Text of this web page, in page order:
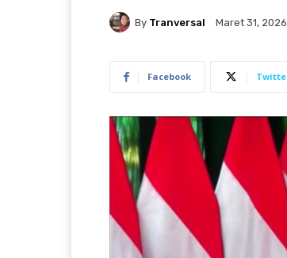
By Tranversal Maret 31, 2026
Facebook